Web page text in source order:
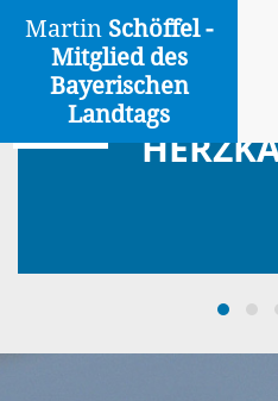
Martin Schöffel -
Mitglied des
Bayerischen
Landtags